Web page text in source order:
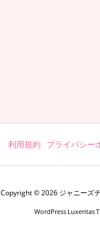
利用規約 プライバシー
Copyright ©2026 ジャニーズ
WordPress Luxeritas